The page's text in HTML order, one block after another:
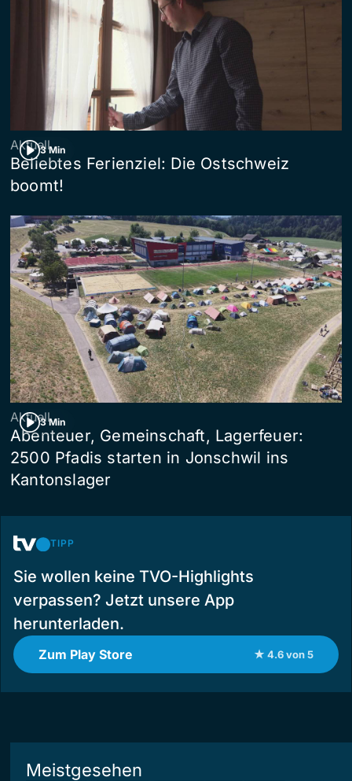
3 Min
Aktuell
Beliebtes Ferienziel: Die Ostschweiz
boomt!
3 Min
Aktuell
Abenteuer, Gemeinschaft, Lagerfeuer:
2500 Pfadis starten in Jonschwil ins
Kantonslager
TIPP
Sie wollen keine TVO-Highlights
verpassen? Jetzt unsere App
herunterladen.
Zum Play Store ★ 4.6 von 5
Meistgesehen